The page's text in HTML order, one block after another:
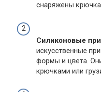
снаряжены
Силиконовые
искусственные
формы и цвета.
крючками или